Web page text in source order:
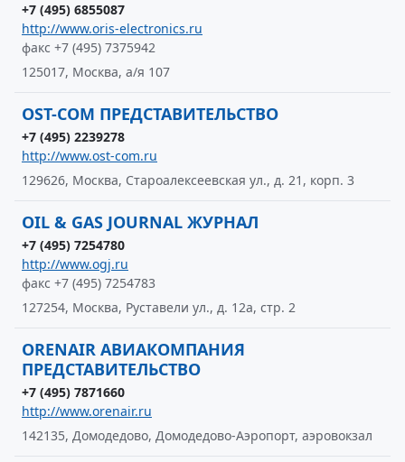
+7 (495) 6855087
http://www.oris-electronics.ru
факс +7 (495) 7375942
125017, Москва, а/я 107
OST-COM ПРЕДСТАВИТЕЛЬСТВО
+7 (495) 2239278
http://www.ost-com.ru
129626, Москва, Староалексеевская ул., д. 21, корп. 3
OIL & GAS JOURNAL ЖУРНАЛ
+7 (495) 7254780
http://www.ogj.ru
факс +7 (495) 7254783
127254, Москва, Руставели ул., д. 12а, стр. 2
ORENAIR АВИАКОМПАНИЯ
ПРЕДСТАВИТЕЛЬСТВО
+7 (495) 7871660
http://www.orenair.ru
142135, Домодедово, Домодедово-Аэропорт, аэровокзал